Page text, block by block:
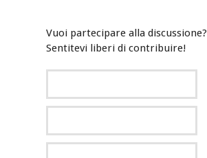
Vuoi partecipare alla discussione?
Sentitevi liberi di contribuire!